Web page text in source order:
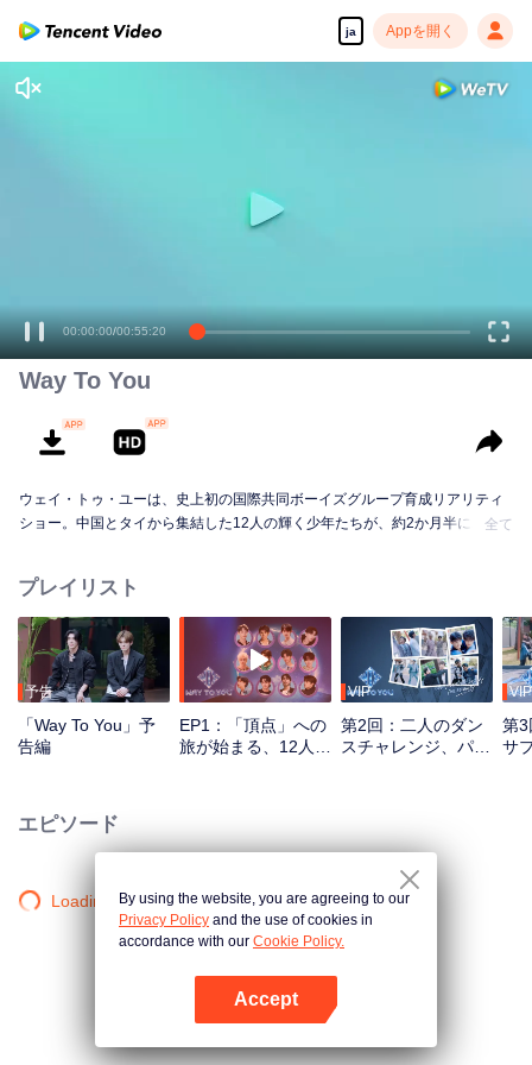
ja Appを開く
00:00:00/00:55:20
Way To You
ウェイ・トゥ・ユーは、史上初の国際共同ボーイズグループ育成リアリティ
ショー。中国とタイから集結した12人の輝く少年たちが、約2か月半にわた
入。視聴者は投票や応援を通じて直接アイドル育成に参加でき、初対面から
真のパートナーへと変わっていく過程を見届けることができる。最も人気と
ケミストリーを獲得した最高のペアは、世界舞台での華々しいデビューを掴
み取る——。
全て
プレイリスト
予告
「Way To You」予
告編
EP1：「頂点」への
旅が始まる、12人の
VIP
第2回：二人のダン
スチャレンジ、パー
VIP
第3
サ
エピソード
Loading…By using the website, you are agreeing to our
Privacy Policy and the use of cookies in
accordance with our Cookie Policy.
Accept